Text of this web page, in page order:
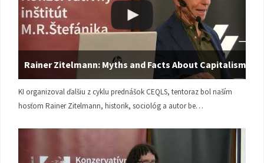
Rainer Zitelmann: Myths and Facts About Capitalism
KI organizoval ďalšiu z cyklu prednášok CEQLS, tentoraz bol naším
hosťom Rainer Zitelmann, historik, sociológ a autor be…